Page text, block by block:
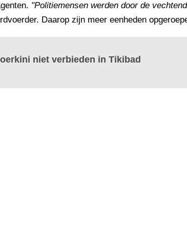
"Politiemensen werden door de
Daarop zijn meer eenheden
niet verbieden in Tikibad